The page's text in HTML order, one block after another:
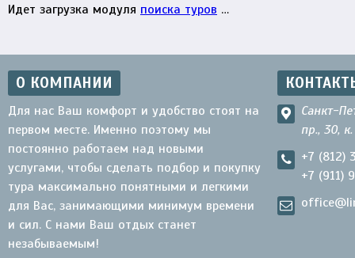
Идет загрузка модуля поиска туров …
О КОМПАНИИ
Для нас Ваш комфорт и удобство стоят на
первом месте. Именно поэтому мы
постоянно работаем над новыми
услугами, чтобы сделать подбор и покупку
тура максимально понятными и легкими
для Вас, занимающими минимум времени
и сил. С нами Ваш отдых станет
незабываемым!
Санкт-
пр., 30,
+7 (812)
+7 (911)